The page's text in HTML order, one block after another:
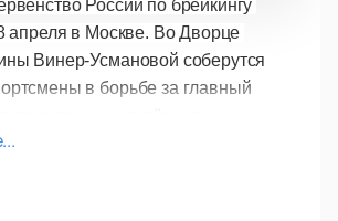
России по брейкингу
апреля в Москве. Во Дворце
Винер-Усмановой соберутся
в борьбе за главный
команду Российской